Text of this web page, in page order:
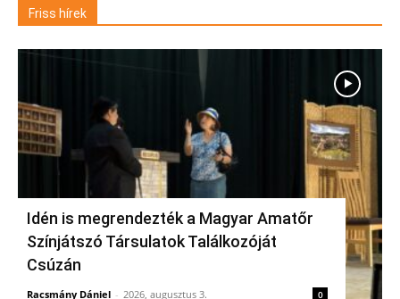
Friss hírek
Idén is megrendezték a Magyar Amatőr
Színjátszó Társulatok Találkozóját
Csúzán
Racsmány Dániel - 2026, augusztus 3. 0